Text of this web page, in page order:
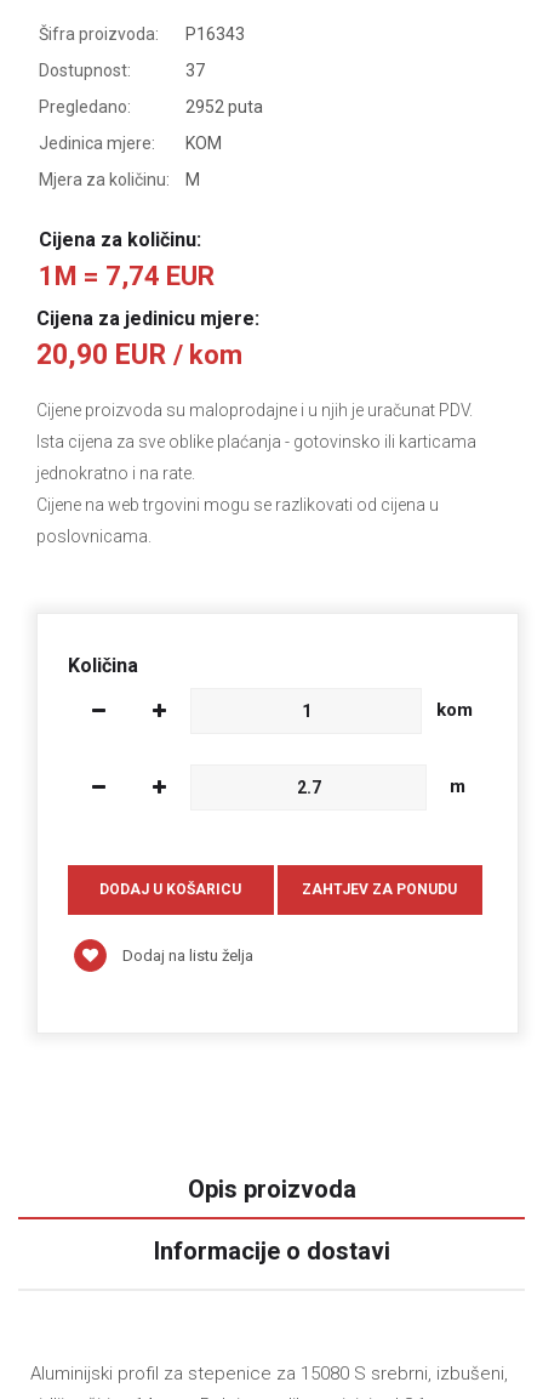
Šifra proizvoda:
P16343
Dostupnost:
37
Pregledano:
2952 puta
Jedinica mjere:
KOM
Mjera za količinu:
M
Cijena za količinu:
1M = 7,74 EUR
Cijena za jedinicu mjere:
20,90 EUR / kom
Cijene proizvoda su maloprodajne i u njih je uračunat PDV.
Ista cijena za sve oblike plaćanja - gotovinsko ili karticama
jednokratno i na rate.
Cijene na web trgovini mogu se razlikovati od cijena u
poslovnicama.
Količina
kom
m
Dodaj na listu želja
Opis proizvoda
Informacije o dostavi
Aluminijski profil za stepenice za 15080 S srebrni, izbušeni,